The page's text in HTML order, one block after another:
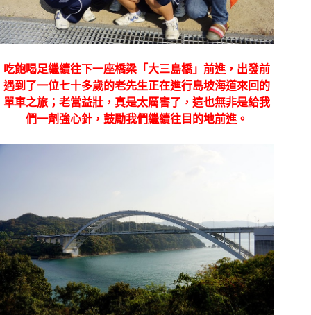
吃飽喝足繼續往下一座橋梁「大三島橋」前進，出發前
遇到了一位七十多歲的老先生正在進行島坡海道來回的
單車之旅；老當益壯，真是太厲害了，這也無非是給我
們一劑強心針，鼓勵我們繼續往目的地前進。